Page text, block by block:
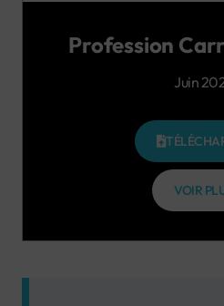
Profession
Juin
VOIR